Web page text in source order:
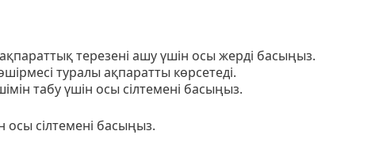
терезені ашу үшін осы жерді басыңыз.
туралы ақпаратты көрсетеді.
табу үшін осы сілтемені басыңыз.
осы сілтемені басыңыз.